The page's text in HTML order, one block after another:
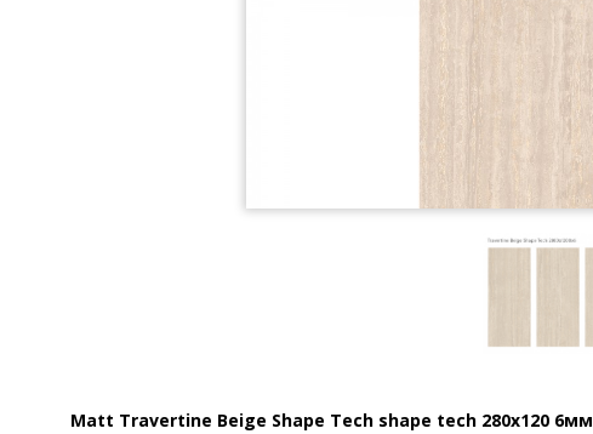
Matt Travertine Beige Shape Tech shape tech 280x120 6мм